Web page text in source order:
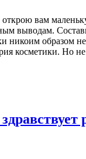
вам
выводам.
никоим
косметики. Но